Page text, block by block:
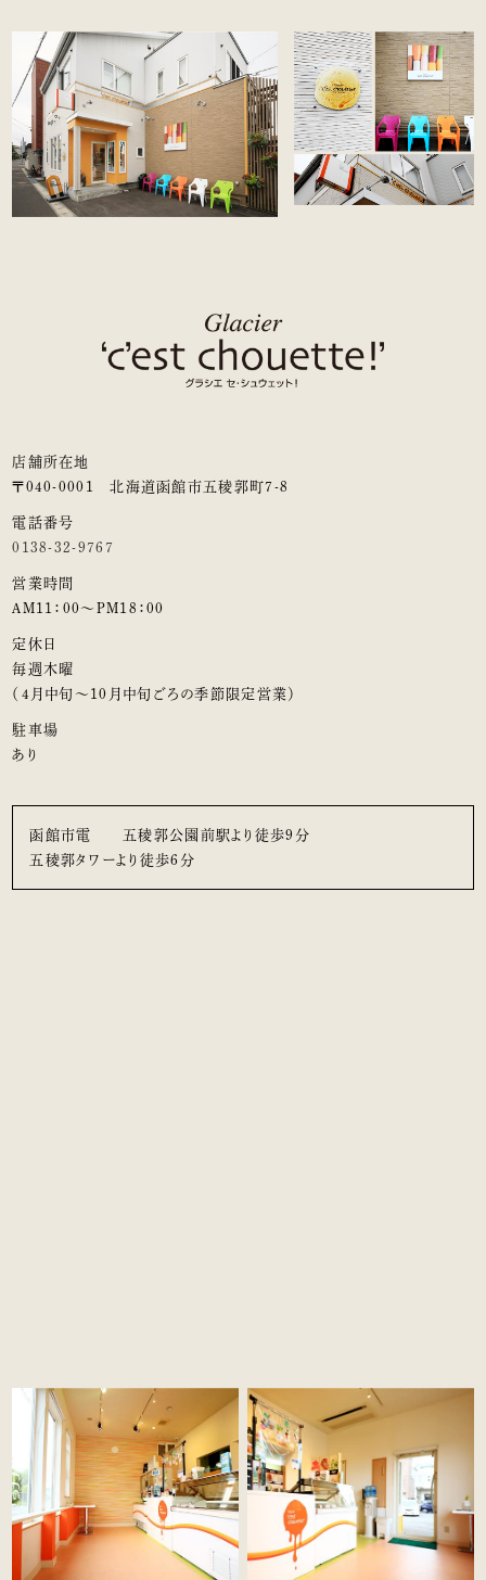
店舗所在地
〒040-0001 北海道函館市五稜郭町7-8
電話番号
0138-32-9767
営業時間
AM11：00～PM18：00
定休日
毎週木曜
（4月中旬～10月中旬ごろの季節限定営業）
駐車場
あり
函館市電 五稜郭公園前駅より徒歩9分
五稜郭タワーより徒歩6分